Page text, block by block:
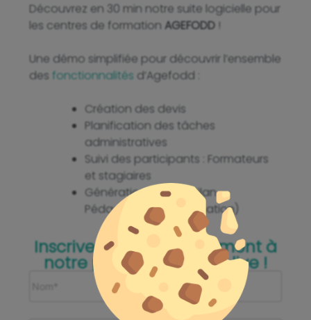
Découvrez en 30 min notre suite logicielle pour
les centres de formation AGEFODD !
Une démo simplifiée pour découvrir l’ensemble
des fonctionnalités d’Agefodd :
Création des devis
Planification des tâches
administratives
Suivi des participants : Formateurs
et stagiaires
Génération du BPF (Bilan
Pédagogique de Formation)
Inscrivez-vous gratuitement à
notre prochaine démo live !